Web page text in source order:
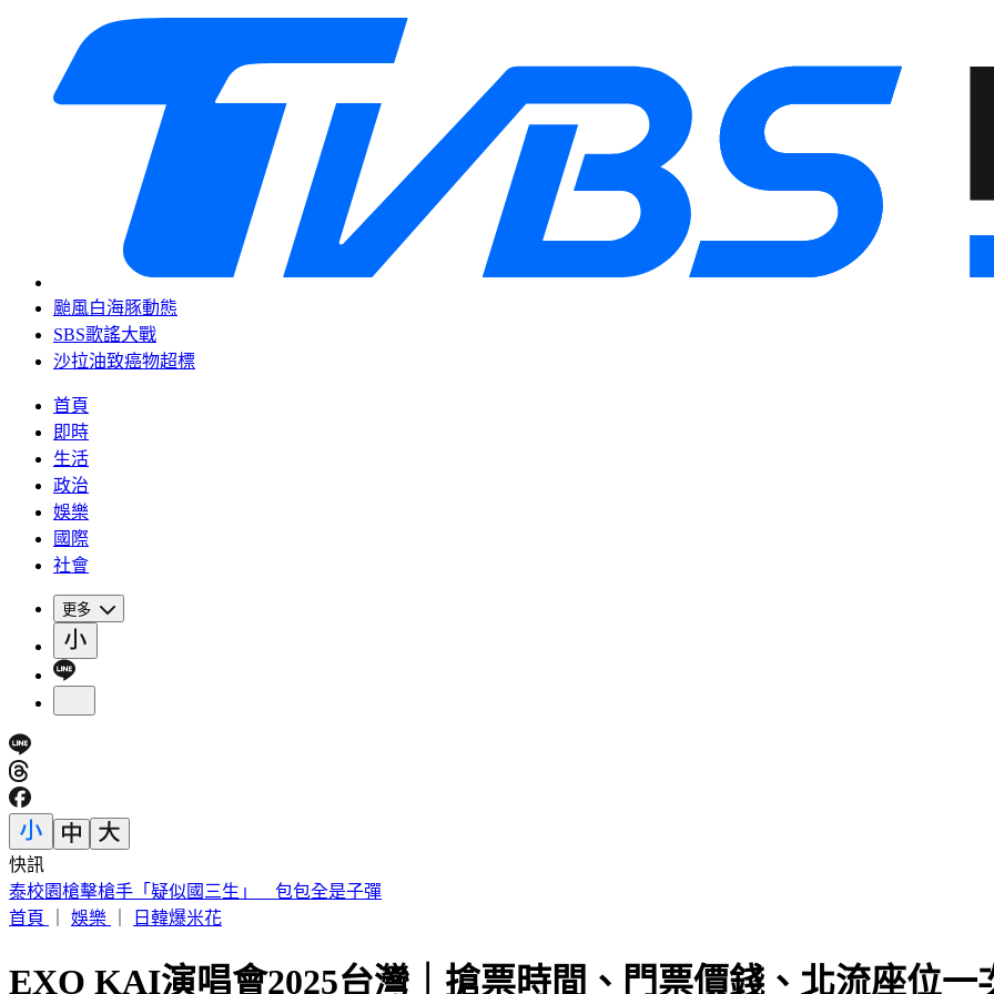
颱風白海豚動態
SBS歌謠大戰
沙拉油致癌物超標
首頁
即時
生活
政治
娛樂
國際
社會
更多
快訊
快訊／下午5點！被動元件大廠「年程科技」開重訊記者會
首頁
娛樂 日韓爆米花
EXO KAI演唱會2025台灣｜搶票時間、門票價錢、北流座位一